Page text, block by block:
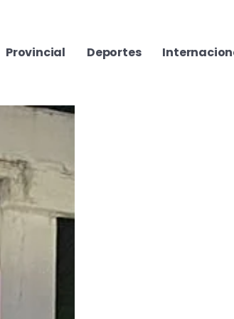
Provincial Deportes